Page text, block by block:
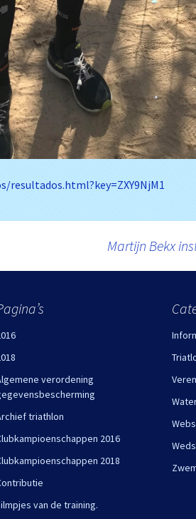
Martijn Bekx
verordening
triathlon
2016
2018
van de training.